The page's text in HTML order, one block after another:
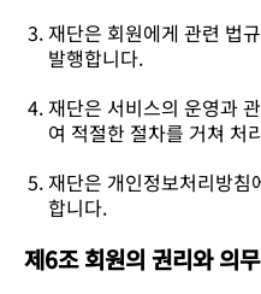
재단은 회원에게 관련 법
발행합니다.
재단은 서비스의 운영과
여 적절한 절차를 거쳐 처
재단은 개인정보처리방침
합니다.
제6조 회원의 권리와 의무